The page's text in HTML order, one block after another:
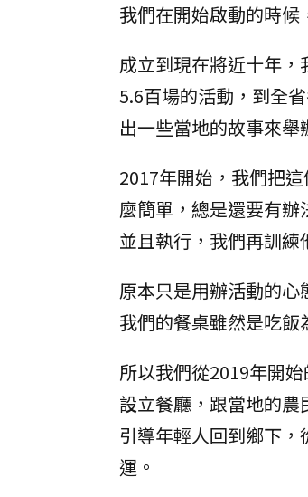
我們在開始啟動的時候
成立到現在將近十年
5.6百場的活動，到全
出一些當地的故事來舉
2017年開始，我們把
麼簡單，總是還要有
並且執行，我們再訓練
原本只是用辦活動的心
我們的餐桌雖然是吃飯
所以我們從2019年開
設立餐廳，跟當地的農
引導年輕人回到鄉下
運。